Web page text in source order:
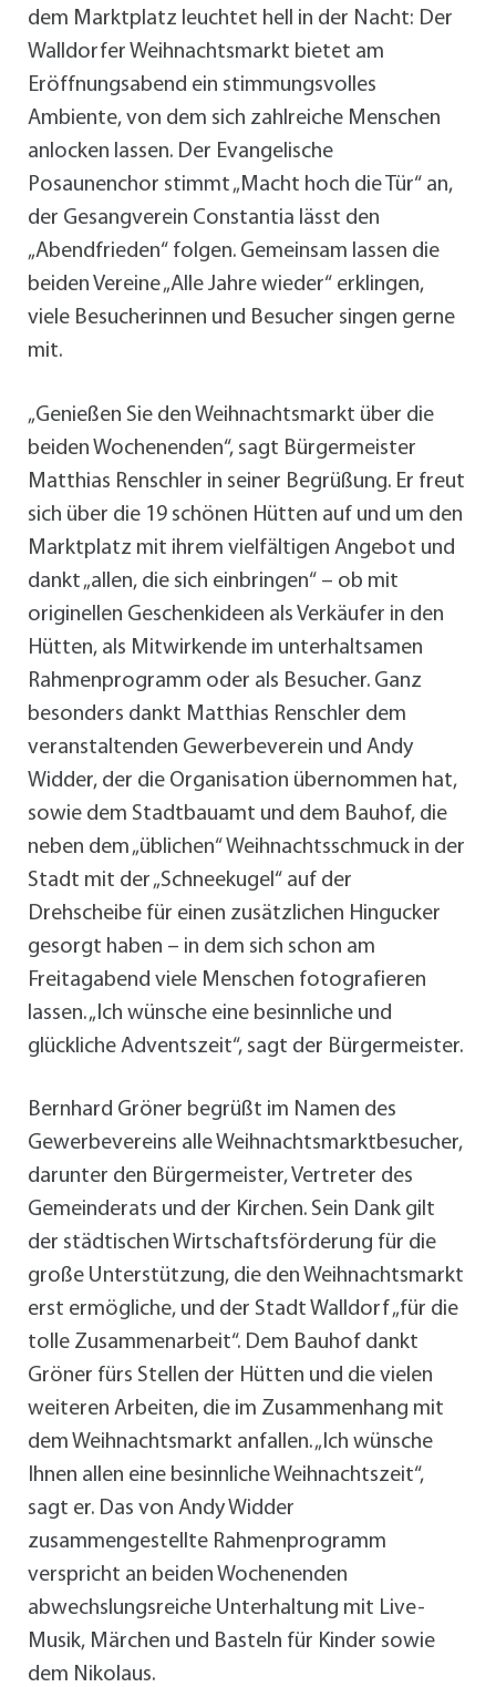
dem Marktplatz leuchtet hell in der Nacht: Der
Walldorfer Weihnachtsmarkt bietet am
Eröffnungsabend ein stimmungsvolles
Ambiente, von dem sich zahlreiche Menschen
anlocken lassen. Der Evangelische
Posaunenchor stimmt „Macht hoch die Tür“ an,
der Gesangverein Constantia lässt den
„Abendfrieden“ folgen. Gemeinsam lassen die
beiden Vereine „Alle Jahre wieder“ erklingen,
viele Besucherinnen und Besucher singen gerne
mit.
„Genießen Sie den Weihnachtsmarkt über die
beiden Wochenenden“, sagt Bürgermeister
Matthias Renschler in seiner Begrüßung. Er freut
sich über die 19 schönen Hütten auf und um den
Marktplatz mit ihrem vielfältigen Angebot und
dankt „allen, die sich einbringen“ – ob mit
originellen Geschenkideen als Verkäufer in den
Hütten, als Mitwirkende im unterhaltsamen
Rahmenprogramm oder als Besucher. Ganz
besonders dankt Matthias Renschler dem
veranstaltenden Gewerbeverein und Andy
Widder, der die Organisation übernommen hat,
sowie dem Stadtbauamt und dem Bauhof, die
neben dem „üblichen“ Weihnachtsschmuck in der
Stadt mit der „Schneekugel“ auf der
Drehscheibe für einen zusätzlichen Hingucker
gesorgt haben – in dem sich schon am
Freitagabend viele Menschen fotografieren
lassen. „Ich wünsche eine besinnliche und
glückliche Adventszeit“, sagt der Bürgermeister.
Bernhard Gröner begrüßt im Namen des
Gewerbevereins alle Weihnachtsmarktbesucher,
darunter den Bürgermeister, Vertreter des
Gemeinderats und der Kirchen. Sein Dank gilt
der städtischen Wirtschaftsförderung für die
große Unterstützung, die den Weihnachtsmarkt
erst ermögliche, und der Stadt Walldorf „für die
tolle Zusammenarbeit“. Dem Bauhof dankt
Gröner fürs Stellen der Hütten und die vielen
weiteren Arbeiten, die im Zusammenhang mit
dem Weihnachtsmarkt anfallen. „Ich wünsche
Ihnen allen eine besinnliche Weihnachtszeit“,
sagt er. Das von Andy Widder
zusammengestellte Rahmenprogramm
verspricht an beiden Wochenenden
abwechslungsreiche Unterhaltung mit Live-
Musik, Märchen und Basteln für Kinder sowie
dem Nikolaus.